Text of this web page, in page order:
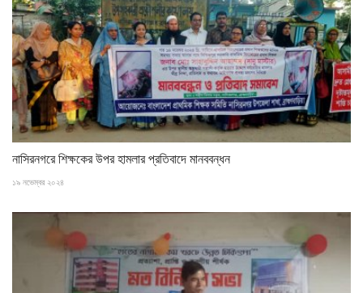
নাসিরনগরে শিক্ষকের উপর হামলার প্রতিবাদে মানববন্ধন
১৯ নভেম্বর ২০২৪